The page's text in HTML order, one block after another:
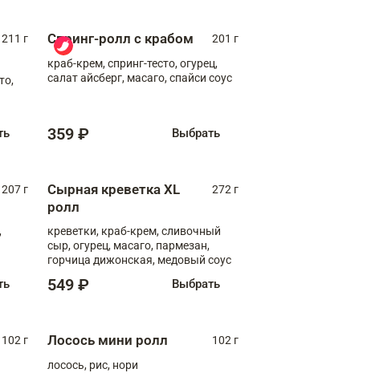
211 г Спринг-ролл с крабом
201 г
краб-крем, спринг-тесто, огурец,
салат айсберг, масаго, спайси соус
359 ₽ Выбрать
207 г
Сырная креветка XL
ролл
272 г
креветки, краб-крем, сливочный
сыр, огурец, масаго, пармезан,
горчица дижонская, медовый соус
549 ₽ Выбрать
102 г
Лосось мини ролл
102 г
лосось, рис, нори